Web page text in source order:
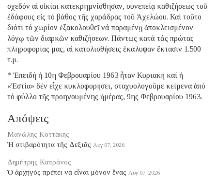
σχεδόν αἱ οἰκίαι κατεκρημνίσθησαν, συνεπείᾳ καθιζήσεως τοῦ
ἐδάφους εἰς τό βάθος τῆς χαράδρας τοῦ Ἀχελώου. Καί τοῦτο
διότι τό χωρίον ἐξακολουθεῖ νά παραμένῃ ἀποκλεισμένον
λόγῳ τῶν διαρκῶν καθιζήσεων. Πάντως κατά τάς πρώτας
πληροφορίας μας, αἱ κατολισθήσεις ἐκάλυψαν ἔκτασιν 1.500
τ.μ.
* Ἐπειδή ἡ 10η Φεβρουαρίου 1963 ἦταν Κυριακή καί ἡ
«Ἑστία» δέν εἶχε κυκλοφορήσει, σταχυολογοῦμε κείμενα ἀπό
τό φύλλο τῆς προηγουμένης ἡμέρας, 9ης Φεβρουαρίου 1963.
Απόψεις
Μανώλης Κοττάκης
Ἡ στιβαρότητα τῆς Δεξιᾶς Αυγ 07, 2026
Δημήτρης Καπράνος
Ὁ ἀρχηγός πρέπει νά εἶναι μόνον ἕνας Αυγ 07, 2026